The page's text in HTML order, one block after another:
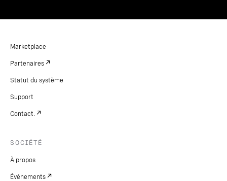
Marketplace
Partenaires
Statut du système
Support
Contact.
SOCIÉTÉ
À propos
Événements